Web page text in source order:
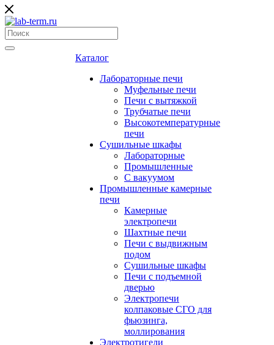
Каталог
Лабораторные печи
Муфельные печи
Печи с вытяжкой
Трубчатые печи
Высокотемпературные
печи
Сушильные шкафы
Лабораторные
Промышленные
С вакуумом
Промышленные камерные
печи
Камерные
электропечи
Шахтные печи
Печи с выдвижным
подом
Сушильные шкафы
Печи с подъемной
дверью
Электропечи
колпаковые СГО для
фьюзинга,
моллирования
Электротигели